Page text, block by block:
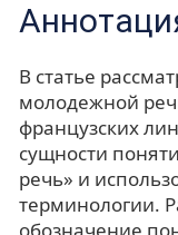
В статье
молодежной
французских
сущности
речь» и
терминологии.